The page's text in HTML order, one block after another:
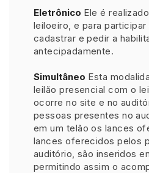
Máquina Varredeira
Motos
Pá Carregadeira
SUV
Utilitário & furgão
Eletrônico Ele é
leiloeiro, e para
cadastrar e pedir a
antecipadamente.
Simultâneo Esta
leilão presencial com o
ocorre no site e no
pessoas presentes no
em um telão os lances
lances oferecidos pelos
auditório, são inseridos
permitindo assim o